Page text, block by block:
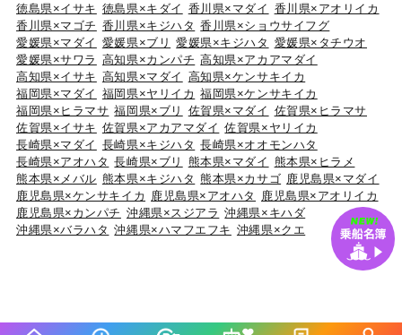
徳島県×イサキ 徳島県×キダイ 香川県×マダイ 香川県×アオリイカ
香川県×マゴチ 香川県×キジハタ 香川県×ショウサイフグ
愛媛県×マダイ 愛媛県×ブリ 愛媛県×キジハタ 愛媛県×タチウオ
愛媛県×サワラ 高知県×カンパチ 高知県×アカアマダイ
高知県×イサキ 高知県×マダイ 高知県×ケンサキイカ
福岡県×マダイ 福岡県×ヤリイカ 福岡県×ケンサキイカ
福岡県×ヒラマサ 福岡県×ブリ 佐賀県×マダイ 佐賀県×ヒラマサ
佐賀県×イサキ 佐賀県×アカアマダイ 佐賀県×ヤリイカ
長崎県×マダイ 長崎県×キジハタ 長崎県×オオモンハタ
長崎県×アオハタ 長崎県×ブリ 熊本県×マダイ 熊本県×ヒラメ
熊本県×メバル 熊本県×キジハタ 熊本県×カサゴ 鹿児島県×マダイ
鹿児島県×ケンサキイカ 鹿児島県×アオハタ
鹿児島県×アオリイカ
鹿児島県×カンパチ 沖縄県×スジアラ 沖縄県×キハダ
沖縄県×バラハタ 沖縄県×ハマフエフキ 沖縄県×クエ